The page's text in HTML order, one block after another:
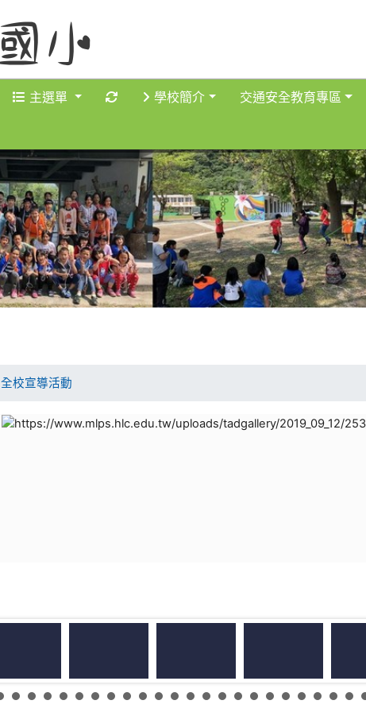
主選單 重新取得佈景設定
學校簡介 交通安全教育專區
全校宣導活動